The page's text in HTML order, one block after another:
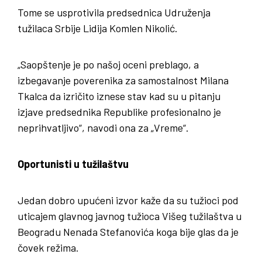
Tome se usprotivila predsednica Udruženja
tužilaca Srbije Lidija Komlen Nikolić.
„Saopštenje je po našoj oceni preblago, a
izbegavanje poverenika za samostalnost Milana
Tkalca da izričito iznese stav kad su u pitanju
izjave predsednika Republike profesionalno je
neprihvatljivo“, navodi ona za „Vreme“.
Oportunisti u tužilaštvu
Jedan dobro upućeni izvor kaže da su tužioci pod
uticajem glavnog javnog tužioca Višeg tužilaštva u
Beogradu Nenada Stefanovića koga bije glas da je
čovek režima.